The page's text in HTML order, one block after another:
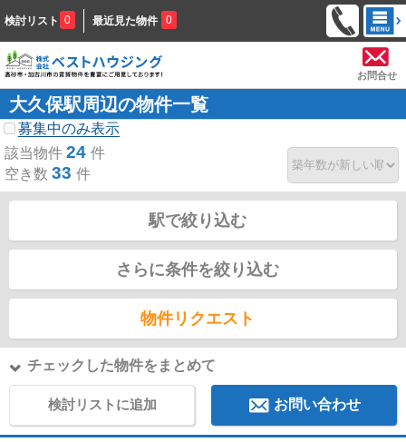
検討リスト 0 最近見た物件 0
お問合せ
大久保駅周辺の物件一覧
募集中のみ表示
該当物件 24 件
空き数 33 件
駅で絞り込む
さらに条件を絞り込む
物件リクエスト
チェックした物件をまとめて
検討リストに追加 お問い合わせ